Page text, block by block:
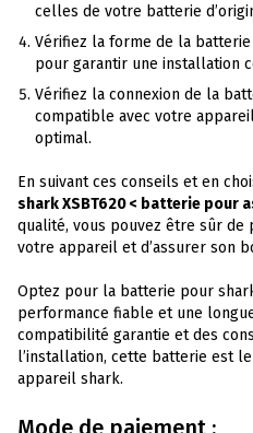
celles de votre batterie
Vérifiez la forme de la
pour garantir une installation
Vérifiez la connexion de la
compatible avec votre
optimal.
En suivant ces conseils et en
shark XSBT620 < batterie pour
qualité, vous pouvez être sûr
votre appareil et d’assurer son
Optez pour la batterie pour
performance fiable et une
compatibilité garantie et des
l’installation, cette batterie est
appareil shark.
Mode de paiement :